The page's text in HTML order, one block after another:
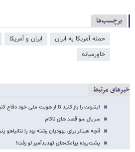
برچسب‌ها
حمله آمریکا به ایران ایران و آمریکا
خاورمیانه
خبرهای مرتبط
اینترنت را باز کنید تا از هویت ملی خود دفاع
سریال سو قصد های ناکام
آنچه هیتلر برای یهودیان رشته بود را نتانیاهو
پشت‌پرده پیامک‌های تهدیدآمیز لو رفت!